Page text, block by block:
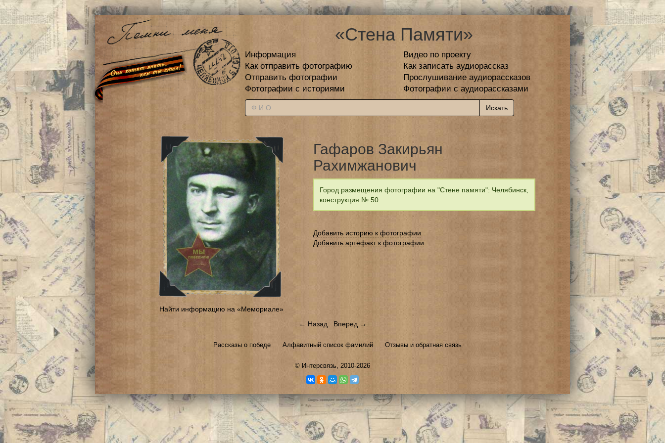
«Стена Памяти»
Информация
Видео по проекту
Как отправить фотографию
Как записать аудиорассказ
Отправить фотографии
Прослушивание аудиорассказов
Фотографии с историями
Фотографии с аудиорассказами
Найти информацию на «Мемориале»
Гафаров Закирьян
Рахимжанович
Город размещения фотографии на "Стене памяти": Челябинск,
конструкция № 50
Добавить историю к фотографии
Добавить артефакт к фотографии
← Назад Вперед →
Рассказы о победе Алфавитный список фамилий Отзывы и обратная связь
© Интерсвязь, 2010-2026